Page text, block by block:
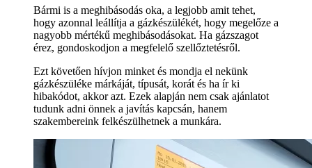
Bármi is a meghibásodás oka, a legjobb amit tehet,
hogy azonnal leállítja a gázkészülékét, hogy megelőze a
nagyobb mértékű meghibásodásokat. Ha gázszagot
érez, gondoskodjon a megfelelő szellőztetésről.
Ezt követően hívjon minket és mondja el nekünk
gázkészüléke márkáját, típusát, korát és ha ír ki
hibakódot, akkor azt. Ezek alapján nem csak ajánlatot
tudunk adni önnek a javítás kapcsán, hanem
szakembereink felkészülhetnek a munkára.